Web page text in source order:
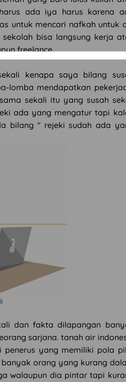
ada iya harus karena
untuk mencari nafkah untuk
bisa langsung kerja
freelance.
kenapa saya bilang
lomba mendapatkan
sekali itu yang susah
ada yang mengatur tapi
bilang " rejeki sudah ada
dan fakta dilapangan
sarjana. tanah air
penerus yang memiliki pola
orang yang kurang
walaupun dia pintar tapi